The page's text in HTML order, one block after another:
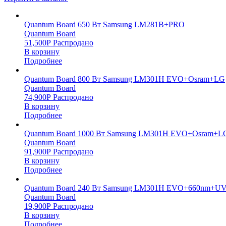
Quantum Board 650 Вт Samsung LM281B+PRO
Quantum Board
51,500Р Распродано
В корзину
Подробнее
Quantum Board 800 Вт Samsung LM301H EVO+Osram+LG
Quantum Board
74,900Р Распродано
В корзину
Подробнее
Quantum Board 1000 Вт Samsung LM301H
Quantum Board
91,900Р Распродано
В корзину
Подробнее
Quantum Board 240 Вт Samsung LM301H
Quantum Board
19,900Р Распродано
В корзину
Подробнее